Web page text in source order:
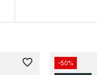
favorite_border -50%